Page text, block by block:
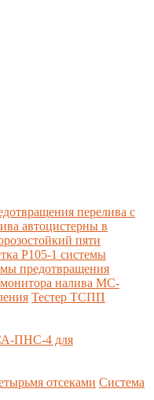
перелива с
автоцистерны в
пяти
Р105-1 системы
предотвращения
налива МС-
Тестер ТСПП
ПНС-4 для
отсеками Система